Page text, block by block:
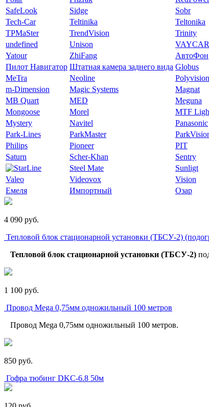
SafeLook
Sidge Sobr
Tech-Car
Teltinika Teltonika
TPMaSter
TrendVision Trinity
undefined
Unison VAYCAR
Yatour
ZhiFang АвтоФон
Пилот Навигатор Штатная камера заднего вида Globus
MeTra
Neoline Polyvision
m-Dimension
Magic Systems Magnat
MB Quart
MED Meguna
Mongoose
Morel MTF
Mystery
Navitel Panasonic
Park-Lines
ParkMaster
Philips
Pioneer PIT
Saturn
Scher-Khan Sentry
Steel Mate
Sunligt
Valeo
Videovox Vision
Емеля
Импортный Озар
4 090 pуб.
Тепловой блок стационарной установки (ТБСУ-2)
Тепловой блок стационарной установки (ТБСУ-2)
1 100 pуб.
Провод Mega 0,75мм одножильный 100 метров
Провод Mega 0,75мм одножильный 100 метров.
850 pуб.
Гофра тюбинг DKC-6.8 50м